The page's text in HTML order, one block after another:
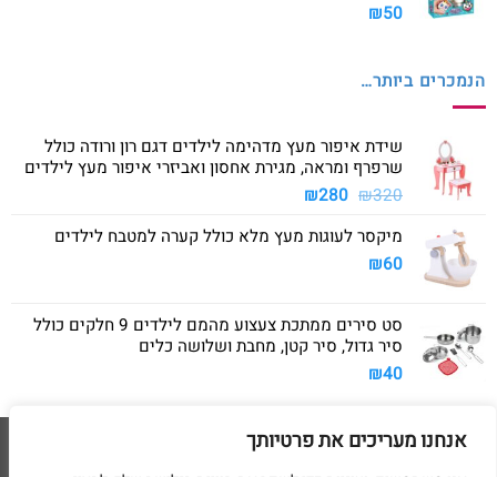
אנחנו מעריכים את פרטיותך
₪50
הנמכרים ביותר…
שידת איפור מעץ מדהימה לילדים דגם רון ורודה כולל
שרפרף ומראה, מגירת אחסון ואביזרי איפור מעץ לילדים
₪320
המחיר
היה:
₪280 המחיר
הוא:
מיקסר לעוגות מעץ מלא כולל קערה למטבח לילדים
₪60
סט סירים ממתכת צעצוע מהמם לילדים 9 חלקים כולל
סיר גדול, סיר קטן, מחבת ושלושה כלים
₪40
Visa
MasterCard